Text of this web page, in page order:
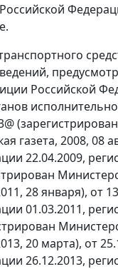
Российской
газета, 2008, 08
22.04.2009,
28 января), от
01.03.2011,
20 марта), от
26.12.2013,